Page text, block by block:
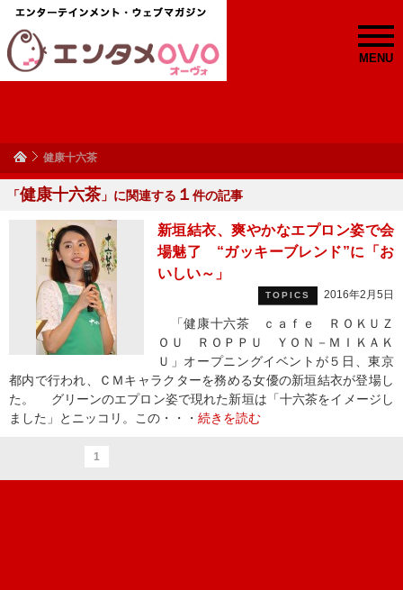
MENU
健康十六茶
「健康十六茶 」に関連する １ 件の記事
新垣結衣、爽やかなエプロン姿で会
場魅了 “ガッキーブレンド”に「お
いしい～」
TOPICS 2016年2月5日
「健康十六茶 ｃａｆｅ ＲＯＫＵＺ
ＯＵ ＲＯＰＰＵ ＹＯＮ－ＭＩＫＡＫ
Ｕ」オープニングイベントが５日、東京
都内で行われ、ＣＭキャラクターを務める女優の新垣結衣が登場し
た。 グリーンのエプロン姿で現れた新垣は「十六茶をイメージし
ました」とニッコリ。この・・・ 続きを読む
1